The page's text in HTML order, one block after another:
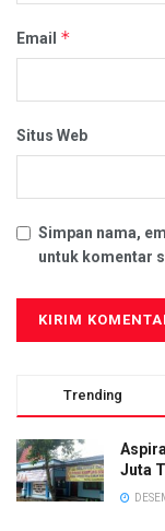
Email *
Situs Web
Simpan nama,
untuk komentar
Trending
Juta